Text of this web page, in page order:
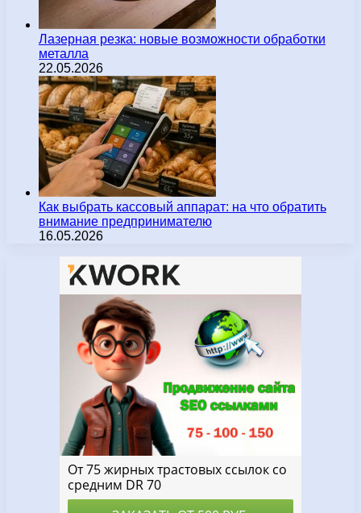
Лазерная резка: новые возможности обработки
металла
22.05.2026
Как выбрать кассовый аппарат: на что обратить
внимание предпринимателю
16.05.2026